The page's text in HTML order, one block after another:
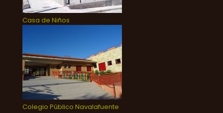
Casa de Niños
Colegio Público Navalafuente